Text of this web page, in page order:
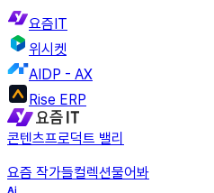
요즘IT
위시켓
AIDP - AX
Rise ERP
콘텐츠프로덕트 밸리
요즘 작가들컬렉션물어봐